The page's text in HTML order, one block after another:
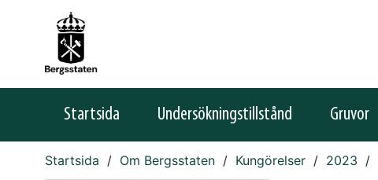
Startsida Undersökningstillstånd Gruvor
Startsida Om Bergsstaten Kungörelser 2023